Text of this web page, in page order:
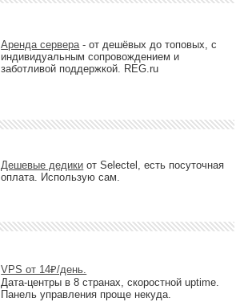
Аренда сервера- от дешёвых до топовых, с
индивидуальным сопровождением и
заботливой поддержкой. REG.ru
Дешевые дедики от Selectel, есть посуточная
оплата. Использую сам.
VPS от 14₽/день.
Дата-центры в 8 странах, скоростной uptime.
Панель управления проще некуда.